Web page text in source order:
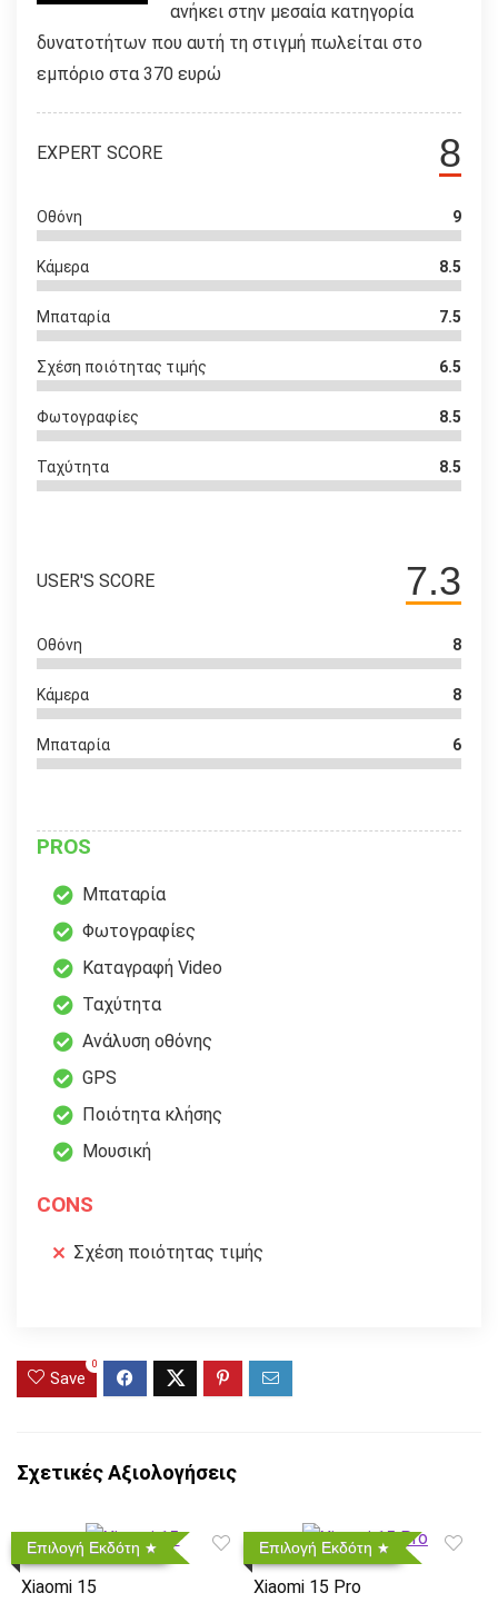
ανήκει στην μεσαία κατηγορία
δυνατοτήτων που αυτή τη στιγμή πωλείται στο
εμπόριο στα 370 ευρώ
8
EXPERT SCORE
Οθόνη 9
Κάμερα 8.5
Μπαταρία 7.5
Σχέση ποιότητας τιμής 6.5
Φωτογραφίες 8.5
Ταχύτητα 8.5
7.3
USER'S SCORE
Οθόνη 8
Κάμερα 8
Μπαταρία 6
PROS
Μπαταρία
Φωτογραφίες
Καταγραφή Video
Ταχύτητα
Ανάλυση οθόνης
GPS
Ποιότητα κλήσης
Μουσική
CONS
Σχέση ποιότητας τιμής
Save
0
Σχετικές Αξιολογήσεις
Επιλογή Εκδότη
Xiaomi 15
Επιλογή Εκδότη
Xiaomi 15 Pro